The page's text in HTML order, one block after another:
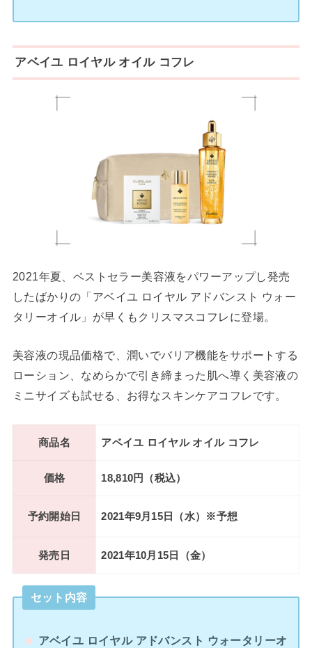
アベイユ ロイヤル オイル コフレ
2021年夏、ベストセラー美容液をパワーアップし発売
したばかりの「アベイユ ロイヤル アドバンスト ウォー
タリーオイル」が早くもクリスマスコフレに登場。
美容液の現品価格で、潤いでバリア機能をサポートする
ローション、なめらかで引き締まった肌へ導く美容液の
ミニサイズも試せる、お得なスキンケアコフレです。
商品名 アベイユ ロイヤル オイル コフレ
価格 18,810円（税込）
予約開始日 2021年9月15日（水）※予想
発売日 2021年10月15日（金）
セット内容
アベイユ ロイヤル アドバンスト ウォータリーオ